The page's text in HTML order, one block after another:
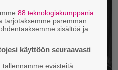
88 teknologiakumppania
tarjotaksemme paremman
sisältöä ja
käyttöön seuraavasti
tallennamme evästeitä